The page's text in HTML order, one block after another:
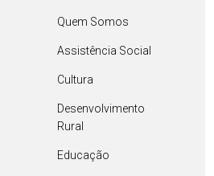
Quem Somos
Assistência Social
Cultura
Desenvolvimento
Rural
Educação